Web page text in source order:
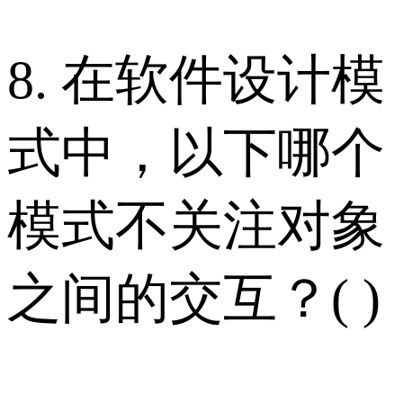
8. 在软件设计模
式中，以下哪个
模式不关注对象
之间的交互？( )